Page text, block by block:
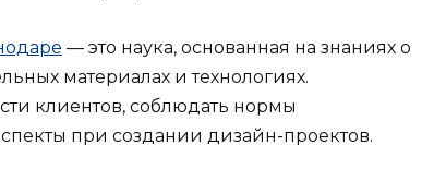
— это наука, основанная на знаниях о
материалах и технологиях.
клиентов, соблюдать нормы
при создании дизайн-проектов.